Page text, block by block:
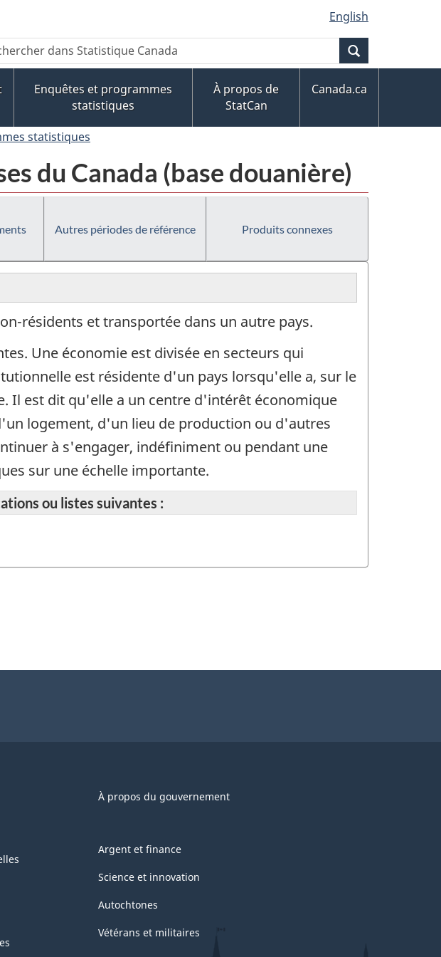
English
Enquêtes et programmes
statistiques
À propos de
StatCan
Canada.ca
statistiques
du Canada (base douanière)
Autres périodes de référence Produits connexes
résidents et transportée dans un autre pays.
Une économie est divisée en secteurs qui
est résidente d'un pays lorsqu'elle a, sur le
Il est dit qu'elle a un centre d'intérêt économique
logement, d'un lieu de production ou d'autres
à s'engager, indéfiniment ou pendant une
sur une échelle importante.
ou listes suivantes :
À propos du gouvernement
Argent et finance
Science et innovation
Autochtones
Vétérans et militaires